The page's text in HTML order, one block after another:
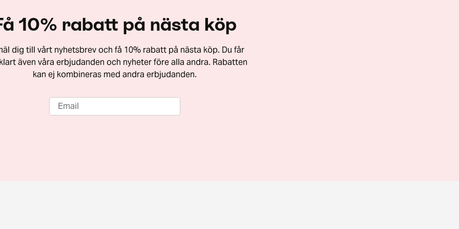
10% rabatt på nästa köp
dig till vårt nyhetsbrev och få 10% rabatt på nästa köp. Du får
även våra erbjudanden och nyheter före alla andra. Rabatten
kan ej kombineras med andra erbjudanden.